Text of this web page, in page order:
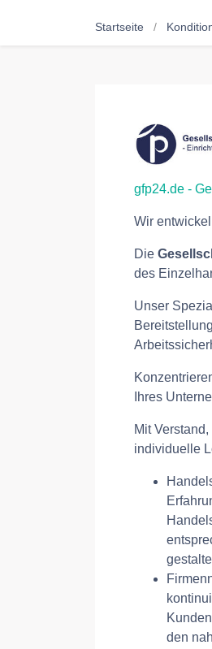
Startseite
gfp24.de -
Wir
Die
des
Unser
Ihres
Mit
individuelle
den